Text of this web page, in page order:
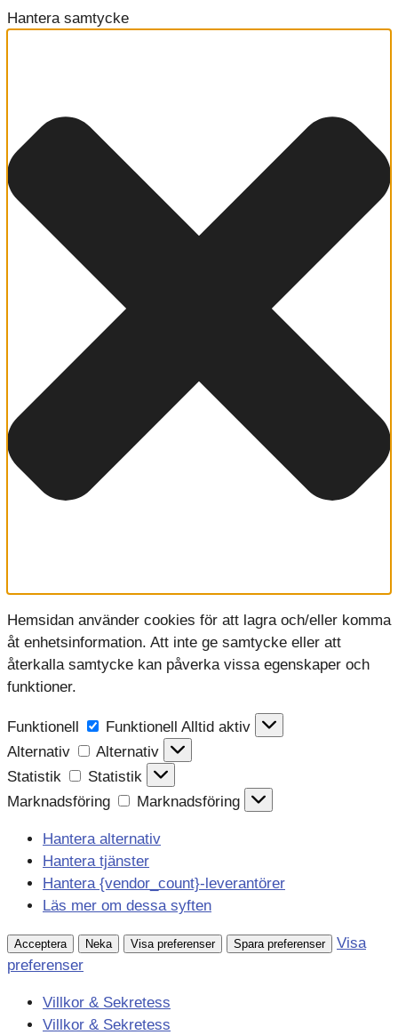
Hantera samtycke
Hemsidan använder cookies för att lagra och/eller komma
åt enhetsinformation. Att inte ge samtycke eller att
återkalla samtycke kan påverka vissa egenskaper och
funktioner.
Funktionell Funktionell
Alltid aktiv
Alternativ
Alternativ
Statistik
Statistik
Marknadsföring
Marknadsföring
Hantera alternativ
Hantera tjänster
Hantera {vendor_count}-leverantörer
Läs mer om dessa syften
Acceptera Neka Visa preferenser Spara preferenser
Visa
preferenser
Villkor & Sekretess
Villkor & Sekretess